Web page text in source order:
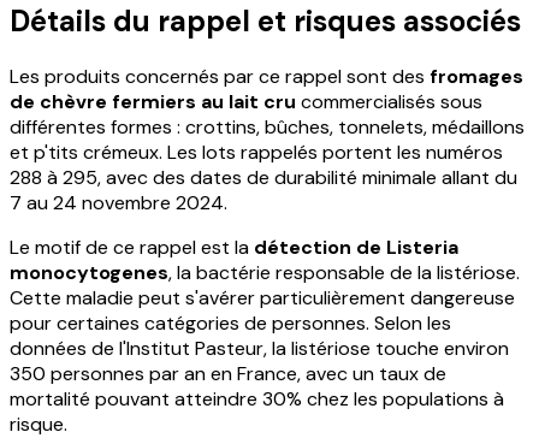
Détails du rappel et risques associés
Les produits concernés par ce rappel sont des fromages
de chèvre fermiers au lait cru commercialisés sous
différentes formes : crottins, bûches, tonnelets, médaillons
et p'tits crémeux. Les lots rappelés portent les numéros
288 à 295, avec des dates de durabilité minimale allant du
7 au 24 novembre 2024.
Le motif de ce rappel est la détection de Listeria
monocytogenes, la bactérie responsable de la listériose.
Cette maladie peut s'avérer particulièrement dangereuse
pour certaines catégories de personnes. Selon les
données de l'Institut Pasteur, la listériose touche environ
350 personnes par an en France, avec un taux de
mortalité pouvant atteindre 30% chez les populations à
risque.